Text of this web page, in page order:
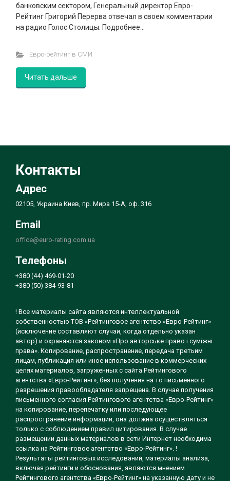
банковским сектором, Генеральный директор Евро-
Рейтинг Григорий Перерва отвечал в своем комментарии
на радио Голос Столицы. Подробнее…
Евро-рейтинг в СМИ
Читать дальше
Контакты
Адрес
02105, Украина Киев, пр. Мира 15-А, оф. 316
Email
office@euro-rating.com.ua
Телефоны
+380 (44) 469-01-20
+380 (50) 384-93-81
! Все материалы сайта являются интеллектуальной
собственностью ТОВ «Рейтинговое агентство «Евро-Рейтинг»
(исключение составляют случаи, когда отдельно указан
автор) и охраняются законом «Про авторське право і суміжні
права». Копирование, распространение, передача третьим
лицам, публикация или иное использование в коммерческих
целях материалов, загруженных с сайта Рейтингового
агентства «Евро-Рейтинг», без получения на то письменного
разрешения правообладателя запрещена. В случае получения
письменного согласия Рейтингового агентства «Евро-Рейтинг»
на копирование, перепечатку или последующее
распространение информации, она должна осуществляться
только с соблюдением правил цитирования. В случае
размещении данных материалов в сети Интернет необходима
ссылка на Рейтинговое агентство «Евро-Рейтинг». !
Результаты рейтинговых исследований, материалы анализа,
включая рейтинги и обоснования, являются мнением
Рейтингового агентства «Евро-Рейтинг» на указанную дату и не